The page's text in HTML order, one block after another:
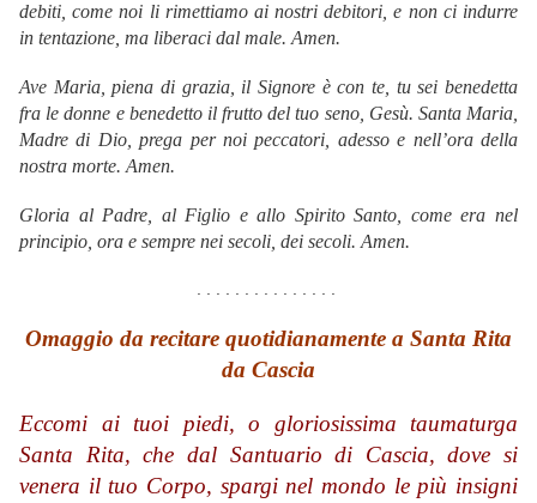
debiti, come noi li rimettiamo ai nostri debitori, e non ci indurre
in tentazione, ma liberaci dal male. Amen.
Ave Maria,piena di grazia, il Signore è con te, tu sei benedetta
fra le donne e benedetto il frutto del tuo seno, Gesù. Santa Maria,
Madre di Dio,prega per noi peccatori, adesso e nell’ora della
nostra morte. Amen.
Gloria al Padre, al Figlio e allo Spirito Santo, come era nel
principio, ora e sempre nei secoli, dei secoli. Amen.
Omaggio da recitare quotidianamente a Santa Rita
da Cascia
Eccomi ai tuoi piedi, o gloriosissima taumaturga
Santa Rita, che dal Santuario di Cascia, dove si
venera il tuo Corpo, spargi nel mondo le più insigni